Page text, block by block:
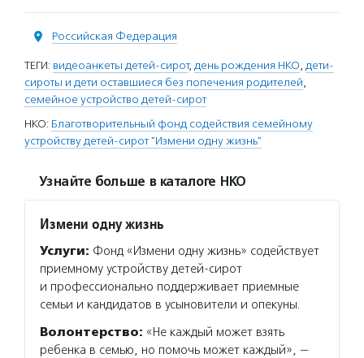
Российская Федерация
ТЕГИ: видеоанкеты детей-сирот, день рождения НКО, дети-
сироты и дети оставшиеся без попечения родителей,
семейное устройство детей-сирот
НКО: Благотворительный фонд содействия семейному
устройству детей-сирот "Измени одну жизнь"
Узнайте больше в каталоге НКО
Измени одну жизнь
Услуги: Фонд «Измени одну жизнь» содействует
приемному устройству детей-сирот
и профессионально поддерживает приемные
семьи и кандидатов в усыновители и опекуны.
Волонтерство: «Не каждый может взять
ребенка в семью, но помочь может каждый», —